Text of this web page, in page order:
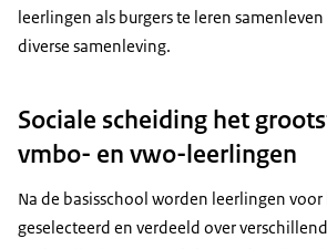
leerlingen als burgers te leren
diverse samenleving.
Sociale scheiding het
vmbo- en vwo-leerlingen
Na de basisschool worden leerlingen voor
geselecteerd en verdeeld over